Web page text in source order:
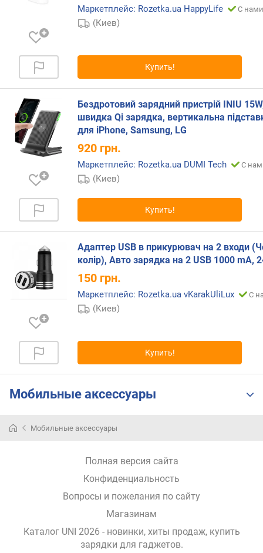
г
и
м
о
д
о
р
о
г
х
ш
м
о
о
т
ы
в
а
м
п
а
Маркетплейс: Rozetka.ua HappyLife С
(Киев)
Купить!
Бездротовий зарядний пристрій INIU
швидка Qi зарядка, вертикальна
для iPhone, Samsung, LG
920 грн.
Маркетплейс: Rozetka.ua DUMI Tech С
(Киев)
Купить!
Адаптер USB в прикурювач на 2 входи
колір), Авто зарядка на 2 USB 1000 mA,
150 грн.
Маркетплейс: Rozetka.ua vKarakUliLux С
(Киев)
Купить!
Мобильные аксессуары
Мобильные аксессуары
Полная версия сайта
Конфиденциальность
Вопросы и пожелания по сайту
Магазинам
Каталог UNI 2026 - новинки, хиты продаж, купить
зарядки для гаджетов.